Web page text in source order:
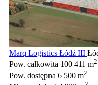
Marq Logistics Łódź III
Pow. całkowita 100 411 m2
Pow. dostępna 6 500 m2